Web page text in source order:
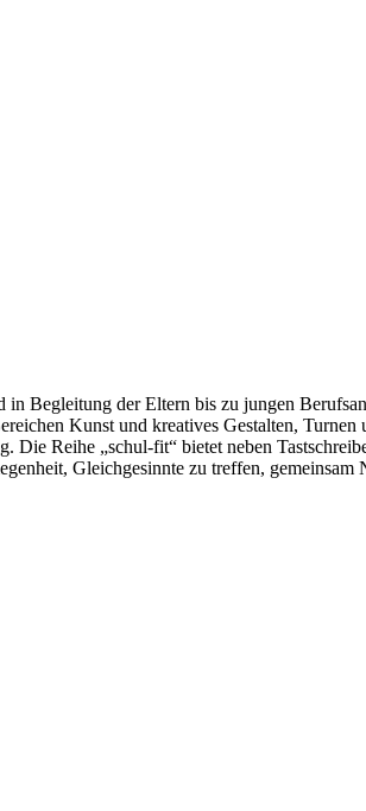
Begleitung der Eltern bis zu jungen
Kunst und kreatives Gestalten, Turnen
Reihe „schul-fit“ bietet neben
Gleichgesinnte zu treffen, gemeinsam